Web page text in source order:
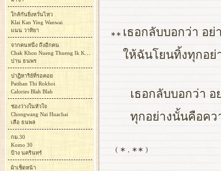
∗∗ เธอกลับบอกว่า อ
ให้ฉันโยนทิ้งทุกอย่
เธอกลับบอกว่า
ทุกอย่างนั้นคือคว
( ∗ , ∗∗ )
ใกล้กันยิ่งหวั่นไหว
Klai Kan Ying Wanwai
แนน วาทิยา
จากคนหนึ่ง ถึงอีกคน
Chak Khon Nueng Thueng Ik Khon
ปาน ธนพร
ปาฏิหาริย์ที่รอคอย
Patihan Thi Rokhoi
Calories Blah Blah
ช่องว่างในหัวใจ
Chongwang Nai Huachai
เสือ ธนพล
กม.30
Komo 30
ป้าง นครินทร์
ผ้าเช็ดหน้า